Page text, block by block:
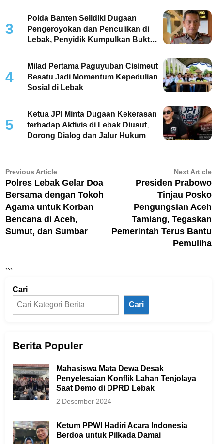
3
Polda Banten Selidiki Dugaan
Pengeroyokan dan Penculikan di
Lebak, Penyidik Kumpulkan Bukti
4
Milad Pertama Paguyuban Cisimeut
Besatu Jadi Momentum Kepedulian
Sosial di Lebak
5
Ketua JPI Minta Dugaan Kekerasan
terhadap Aktivis di Lebak Diusut,
Dorong Dialog dan Jalur Hukum
Navigasi
pos
Previous ArticlePrevious
article:
Polres Lebak Gelar Doa
Bersama dengan Tokoh
Agama untuk Korban
Bencana di Aceh,
Sumut, dan Sumbar
Next Article
Presiden Prabowo
Tinjau Posko
Pengungsian Aceh
Tamiang, Tegaskan
Pemerintah Terus Bantu
Pemuliha
```
Cari
Cari
Berita Populer
Mahasiswa Mata Dewa Desak
Penyelesaian Konflik Lahan Tenjolaya
Saat Demo di DPRD Lebak
2 Desember 2024
Ketum PPWI Hadiri Acara Indonesia
Berdoa untuk Pilkada Damai